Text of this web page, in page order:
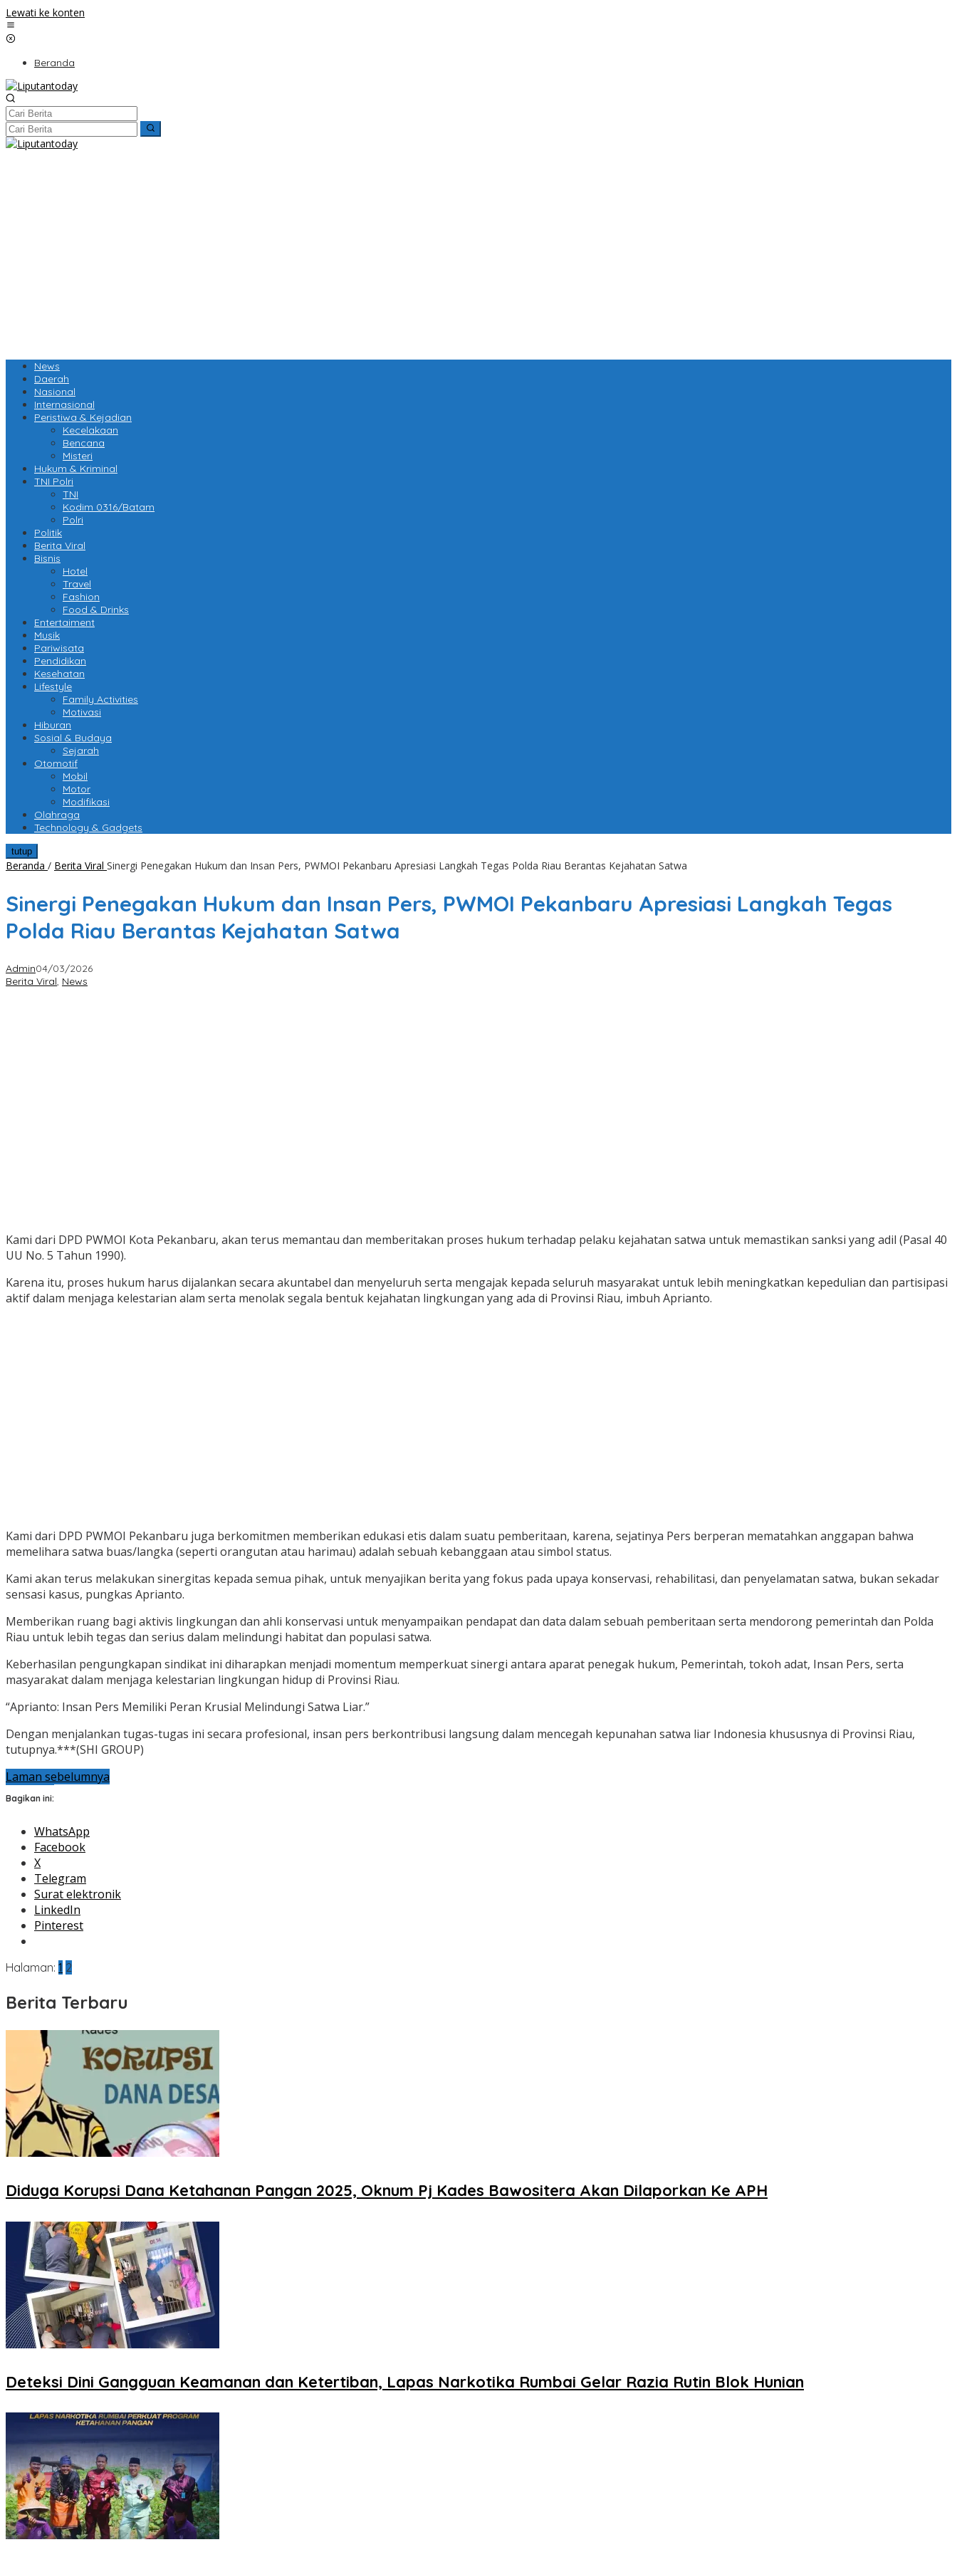
Lewati ke konten
Beranda
News
Daerah
Nasional
Internasional
Peristiwa & Kejadian
Kecelakaan
Bencana
Misteri
Hukum & Kriminal
TNI Polri
TNI
Kodim 0316/Batam
Polri
Politik
Berita Viral
Bisnis
Hotel
Travel
Fashion
Food & Drinks
Entertaiment
Musik
Pariwisata
Pendidikan
Kesehatan
Lifestyle
Family Activities
Motivasi
Hiburan
Sosial & Budaya
Sejarah
Otomotif
Mobil
Motor
Modifikasi
Olahraga
Technology & Gadgets
tutup
Beranda / Berita Viral Sinergi Penegakan Hukum dan Insan Pers, PWMOI Pekanbaru Apresiasi Langkah Tegas Polda Riau Berantas Kejahatan Satwa
Sinergi Penegakan Hukum dan Insan Pers, PWMOI Pekanbaru Apresiasi Langkah Tegas
Polda Riau Berantas Kejahatan Satwa
Admin04/03/2026
Berita Viral, News
Kami dari DPD PWMOI Kota Pekanbaru, akan terus memantau dan memberitakan proses hukum terhadap pelaku kejahatan satwa untuk memastikan sanksi yang adil (Pasal 40
UU No. 5 Tahun 1990).
Karena itu, proses hukum harus dijalankan secara akuntabel dan menyeluruh serta mengajak kepada seluruh masyarakat untuk lebih meningkatkan kepedulian dan partisipasi
aktif dalam menjaga kelestarian alam serta menolak segala bentuk kejahatan lingkungan yang ada di Provinsi Riau, imbuh Aprianto.
Kami dari DPD PWMOI Pekanbaru juga berkomitmen memberikan edukasi etis dalam suatu pemberitaan, karena, sejatinya Pers berperan mematahkan anggapan bahwa
memelihara satwa buas/langka (seperti orangutan atau harimau) adalah sebuah kebanggaan atau simbol status.
Kami akan terus melakukan sinergitas kepada semua pihak, untuk menyajikan berita yang fokus pada upaya konservasi, rehabilitasi, dan penyelamatan satwa, bukan sekadar
sensasi kasus, pungkas Aprianto.
Memberikan ruang bagi aktivis lingkungan dan ahli konservasi untuk menyampaikan pendapat dan data dalam sebuah pemberitaan serta mendorong pemerintah dan Polda
Riau untuk lebih tegas dan serius dalam melindungi habitat dan populasi satwa.
Keberhasilan pengungkapan sindikat ini diharapkan menjadi momentum memperkuat sinergi antara aparat penegak hukum, Pemerintah, tokoh adat, Insan Pers, serta
masyarakat dalam menjaga kelestarian lingkungan hidup di Provinsi Riau.
“Aprianto: Insan Pers Memiliki Peran Krusial Melindungi Satwa Liar.”
Dengan menjalankan tugas-tugas ini secara profesional, insan pers berkontribusi langsung dalam mencegah kepunahan satwa liar Indonesia khususnya di Provinsi Riau,
tutupnya.***(SHI GROUP)
Laman sebelumnya
Bagikan ini:
WhatsApp
Facebook
X
Telegram
Surat elektronik
LinkedIn
Pinterest
Halaman: 1 2
Berita Terbaru
Diduga Korupsi Dana Ketahanan Pangan 2025, Oknum Pj Kades Bawositera Akan Dilaporkan Ke APH
Deteksi Dini Gangguan Keamanan dan Ketertiban, Lapas Narkotika Rumbai Gelar Razia Rutin Blok Hunian